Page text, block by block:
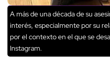
A más de una década de su
interés, especialmente por su
por el contexto en el que se
Instagram.